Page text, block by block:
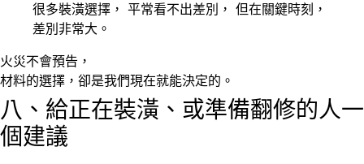
很多裝潢選擇， 平常看不出差別， 但在關鍵時刻，
差別非常大。
火災不會預告，
材料的選擇，卻是我們現在就能決定的。
八、給正在裝潢、或準備翻修的人一
個建議